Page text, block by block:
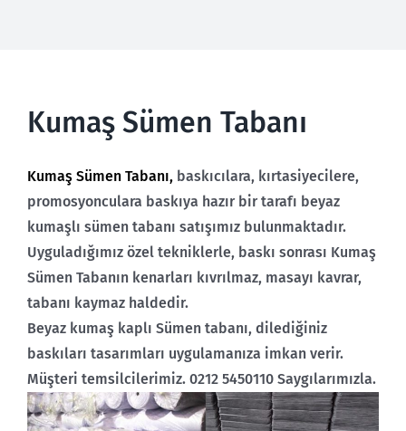
Kumaş Sümen Tabanı
Kumaş Sümen Tabanı, baskıcılara, kırtasiyecilere,
promosyonculara baskıya hazır bir tarafı beyaz
kumaşlı sümen tabanı satışımız bulunmaktadır.
Uyguladığımız özel tekniklerle, baskı sonrası Kumaş
Sümen Tabanın kenarları kıvrılmaz, masayı kavrar,
tabanı kaymaz haldedir.
Beyaz kumaş kaplı Sümen tabanı, dilediğiniz
baskıları tasarımları uygulamanıza imkan verir.
Müşteri temsilcilerimiz. 0212 5450110 Saygılarımızla.